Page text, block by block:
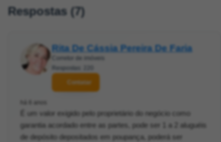
Respostas (7)
Rita De Cássia Pereira De Faria
Corretor de imóveis
Respostas: 220
Contatar
há 6 anos
É um valor exigido pelo proprietário do negócio como
garantia acordado entre as partes, pode ser 1 a 2 aluguéis
de depósito depositados em poupança, poderá ser